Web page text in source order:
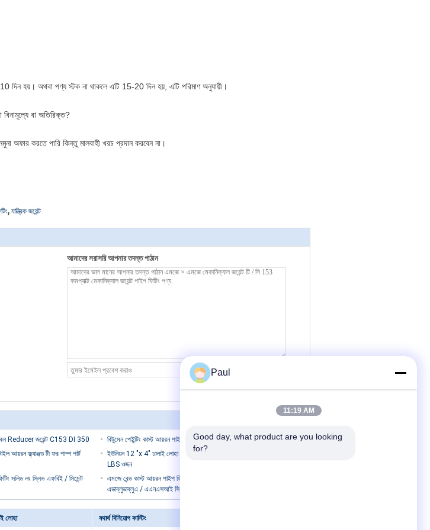
দিন হয়। অথবা পণ্য স্টক না থাকলে এটি 15-20 দিন হয়, এটি পরিমাণ অনুযায়ী।
বা অতিরিক্ত?
অফার করতে পারি কিন্তু মালবাহী খরচ প্রদান করবেন না।
, যান্ত্রিক জয়েন্ট
আমাদের সরাসরি আপনার তদন্ত পাঠান
বেল Reducer জয়েন্ট C153 DI 350
বিটুমেন পেইন্টিং কাস্ট আয়রন পাইপ ফিটিংস শর্ট বডি সলিড প্লাগ এমজে সলিড ক্যাপ
আয়রন ফ্ল্যাঞ্জড টী ফর পাম্প পার্ট
ইউনিয়ন 12 "x 4" ঢালাই লোহা পাইপ ফিটিং যান্ত্রিক জয়েন্ট ফিটিং MJ Cap 51
LBS ওজন
সলিড লং স্লিভ এফবিই / সিমেন্ট
এমজে বেন্ড কাস্ট আয়রন পাইপ ফিটিং নমনীয় আয়রন এএসটিএম এ 536
এডাব্লুডাব্লুএ / এএনএসআই সি 153
লোহা যথার্থ বিনিয়োগ কাস্টিং
Paul
11:19 AM
Good day, what product are you looking
for?